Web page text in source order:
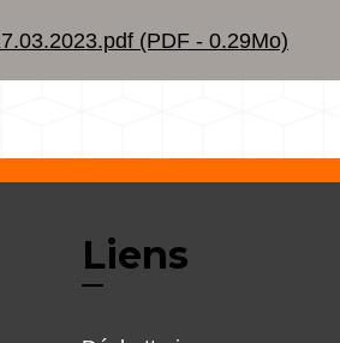
(PDF - 0.29Mo)
Liens